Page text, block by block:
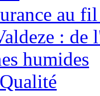
au
: de
humides